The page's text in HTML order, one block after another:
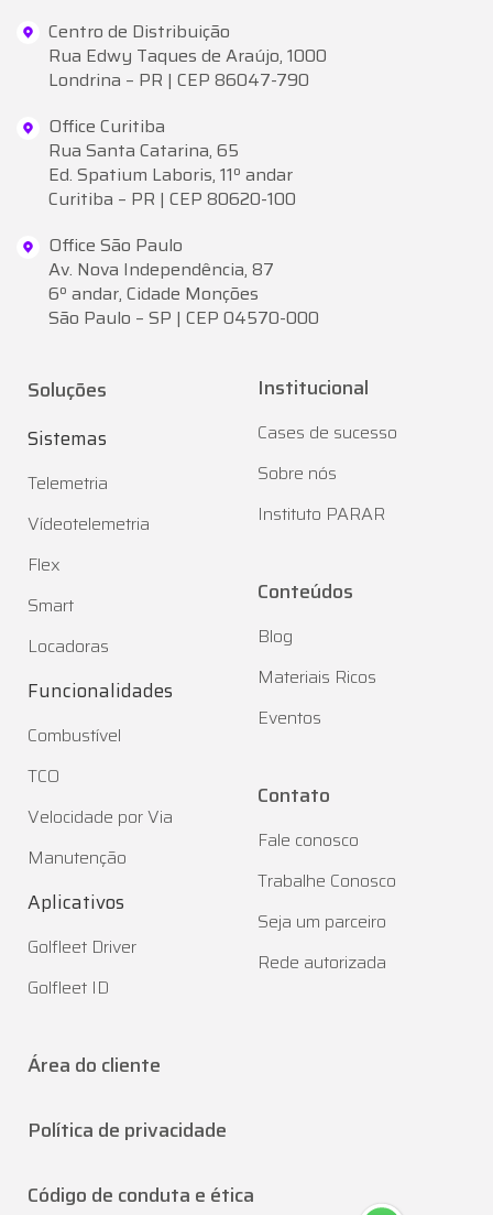
Centro de Distribuição
Rua Edwy Taques de Araújo, 1000
Londrina – PR | CEP 86047-790
Office Curitiba
Rua Santa Catarina, 65
Ed. Spatium Laboris, 11º andar
Curitiba – PR | CEP 80620-100
Office São Paulo
Av. Nova Independência, 87
6º andar, Cidade Monções
São Paulo – SP | CEP 04570-000
Soluções
Sistemas
Telemetria
Vídeotelemetria
Flex
Smart
Locadoras
Funcionalidades
Combustível
TCO
Velocidade por Via
Manutenção
Aplicativos
Golfleet Driver
Golfleet ID
Institucional
Cases de sucesso
Sobre nós
Instituto PARAR
Conteúdos
Blog
Materiais Ricos
Eventos
Contato
Fale conosco
Trabalhe Conosco
Seja um parceiro
Rede autorizada
Área do cliente
Política de privacidade
Código de conduta e ética